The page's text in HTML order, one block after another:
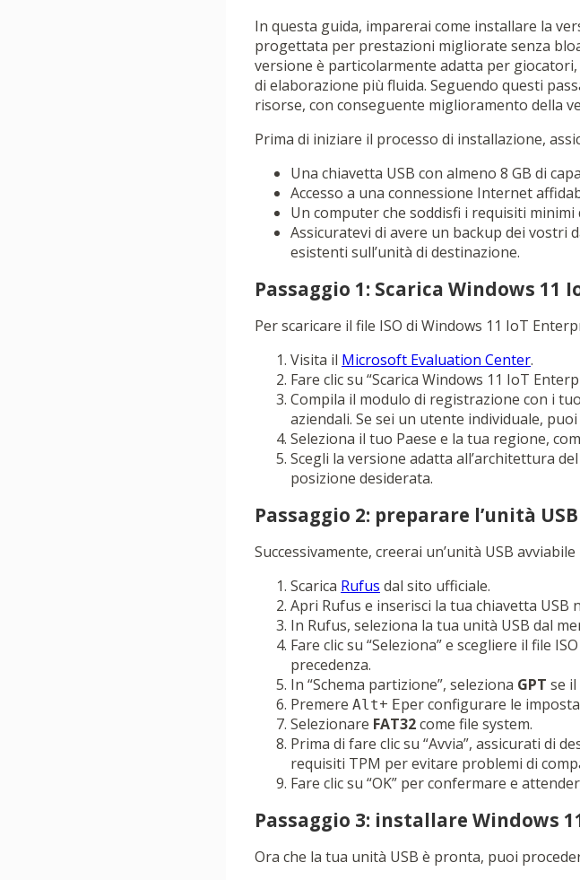
In questa guida, imparerai come installare la
progettata per prestazioni migliorate senza
versione è particolarmente adatta per
di elaborazione più fluida. Seguendo questi
risorse, con conseguente miglioramento della
Prima di iniziare il processo di installazione,
Una chiavetta USB con almeno 8 GB di
Accesso a una connessione Internet
Un computer che soddisfi i requisiti
Assicuratevi di avere un backup dei vostri
esistenti sull’unità di destinazione.
Passaggio 1: Scarica Windows 11
Per scaricare il file ISO di Windows 11 IoT
Visita il Microsoft Evaluation Center.
Fare clic su “Scarica Windows 11 IoT
Compila il modulo di registrazione con i
aziendali. Se sei un utente individuale,
Seleziona il tuo Paese e la tua regione,
Scegli la versione adatta all’architettura
posizione desiderata.
Passaggio 2: preparare l’unità USB
Successivamente, creerai un’unità USB
Scarica Rufus dal sito ufficiale.
Apri Rufus e inserisci la tua chiavetta USB
In Rufus, seleziona la tua unità USB dal
Fare clic su “Seleziona” e scegliere il file
precedenza.
In “Schema partizione”, seleziona GPT se il
Premere Alt+ Eper configurare le
Selezionare FAT32come file system.
Prima di fare clic su “Avvia”, assicurati di
requisiti TPM per evitare problemi di
Fare clic su “OK” per confermare e
Passaggio 3: installare Windows
Ora che la tua unità USB è pronta, puoi